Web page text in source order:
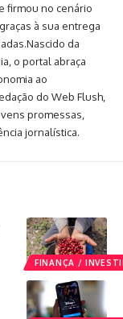
firmou no cenário
à sua entrega
da
o portal abraça
ao
do Web Flush,
promessas,
jornalística.
FINANÇA /